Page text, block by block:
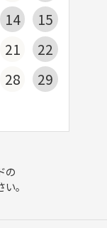
14
15
21
22
28
29
の
。